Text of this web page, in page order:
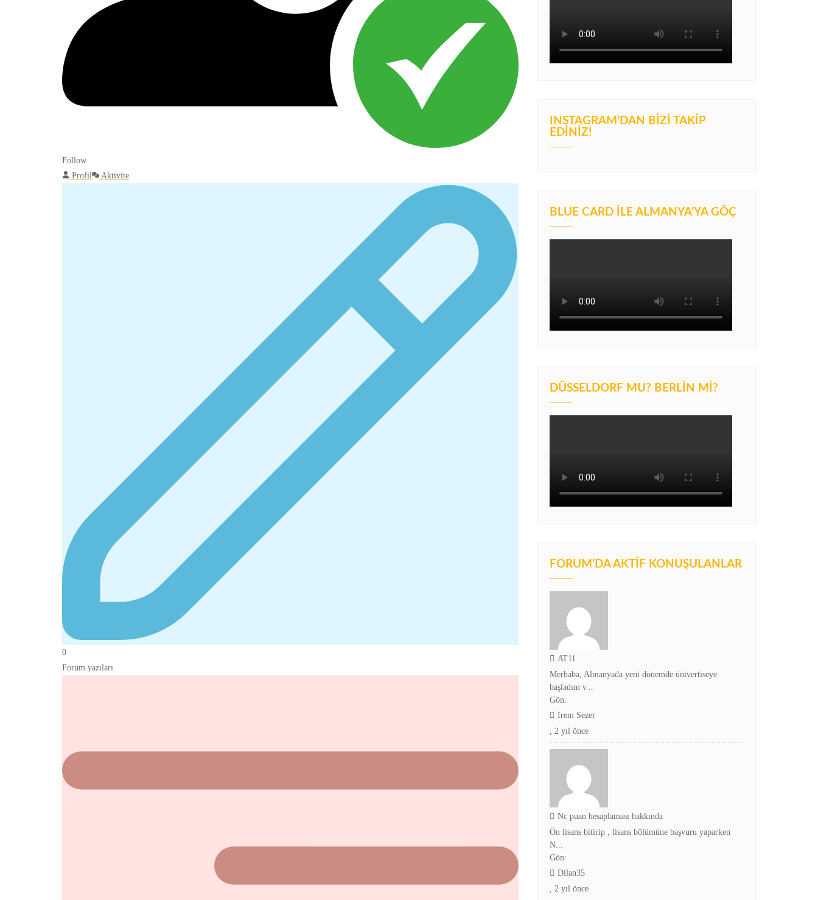
Follow
Profil
Aktivite
0
Forum yazıları
INSTAGRAM’DAN BIZI TAKIP
EDINIZ!
BLUE CARD İLE ALMANYA’YA GÖÇ
DÜSSELDORF MU? BERLIN MI?
FORUM’DA AKTIF KONUŞULANLAR
AT11
Merhaba, Almanyada yeni dönemde ünivertiseye
başladım v...
Gön:
İrem Sezer
, 2 yıl önce
Nc puan hesaplaması hakkında
Ön lisans bitirip , lisans bölümüne başvuru yaparken
N...
Gön:
Dilan35
, 2 yıl önce